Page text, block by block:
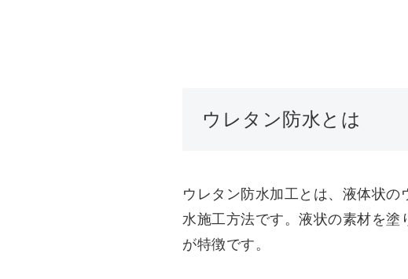
ウレタン防水とは
ウレタン防水加工とは、液体状
水施工方法です。液状の素材を塗
が特徴です。